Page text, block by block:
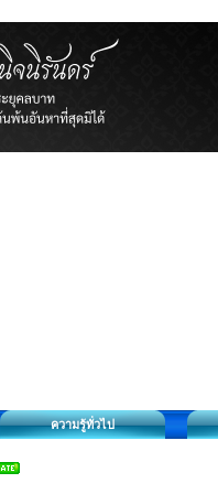
ความรู้ทั่วไป